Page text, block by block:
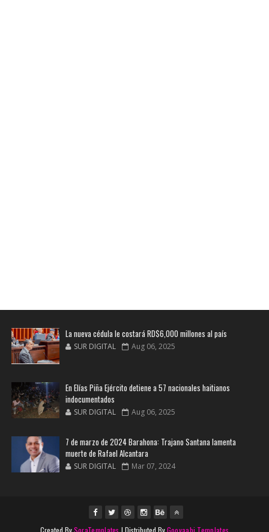
La nueva cédula le costará RD$6,000 millones al país
SUR DIGITAL Aug 06, 2025
En Elías Piña Ejército detiene a 57 nacionales haitianos
indocumentados
SUR DIGITAL Aug 06, 2025
7 de marzo de 2024 Barahona: Trajano Santana lamenta
muerte de Rafael Alcantara
SUR DIGITAL Mar 07, 2024